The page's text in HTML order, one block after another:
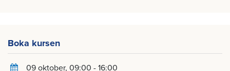
Boka kursen
09 oktober, 09:00 - 16:00